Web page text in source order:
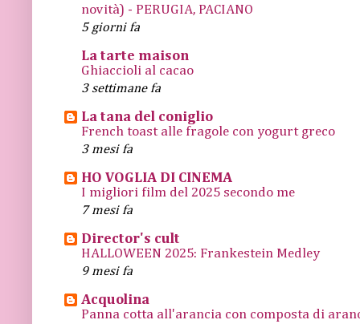
novità) - PERUGIA, PACIANO
5 giorni fa
La tarte maison
Ghiaccioli al cacao
3 settimane fa
La tana del coniglio
French toast alle fragole con yogurt greco
3 mesi fa
HO VOGLIA DI CINEMA
I migliori film del 2025 secondo me
7 mesi fa
Director's cult
HALLOWEEN 2025: Frankestein Medley
9 mesi fa
Acquolina
Panna cotta all'arancia con composta di